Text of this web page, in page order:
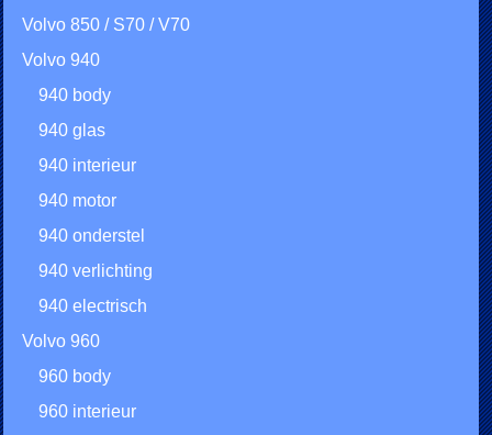
Volvo 850 / S70 / V70
Volvo 940
940 body
940 glas
940 interieur
940 motor
940 onderstel
940 verlichting
940 electrisch
Volvo 960
960 body
960 interieur